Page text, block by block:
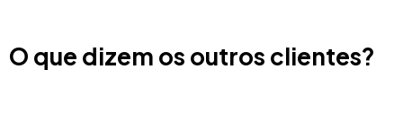
O que dizem os outros clientes?